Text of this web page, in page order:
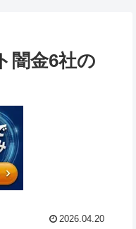
闇金6社の
2026.04.20